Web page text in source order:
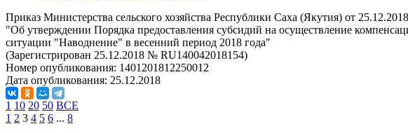
Приказ Министерства сельского хозяйства Республики Саха (Якутия) от
"Об утверждении Порядка предоставления субсидий на осуществление
ситуации "Наводнение" в весенний период 2018 года"
(Зарегистрирован 25.12.2018 № RU140042018154)
Номер опубликования: 1401201812250012
Дата опубликования: 25.12.2018
1 10 20 50 ВСЕ
1 2 3 4 5 6 ... 8